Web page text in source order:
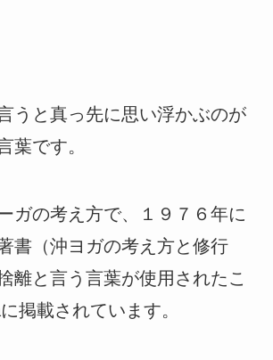
うと真っ先に思い浮かぶのが
葉です。
ガの考え方で、１９７６年に
書（沖ヨガの考え方と修行
と言う言葉が使用されたこ
掲載されています。